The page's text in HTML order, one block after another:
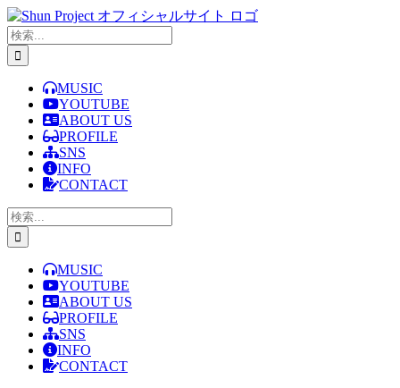
Skip
to
content
検
索
…
MUSIC
YOUTUBE
ABOUT US
PROFILE
SNS
INFO
CONTACT
検
索
…
MUSIC
YOUTUBE
ABOUT US
PROFILE
SNS
INFO
CONTACT